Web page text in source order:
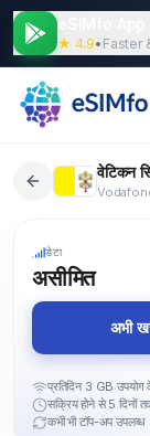
★ 4.9• Faster
वेटिकन
डेटा
असीमित
अभी
प्रतिदिन 3 GB
सक्रिय होने से 5 दिनों
कभी भी टॉप-अप उपलब्ध